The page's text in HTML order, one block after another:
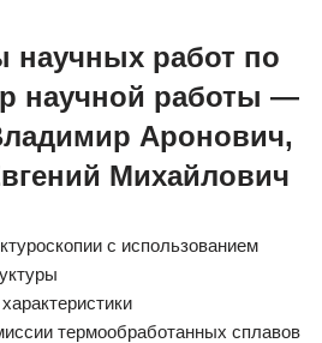
научных работ по
научной работы —
Аронович,
Михайлович
с использованием
термообработанных сплавов